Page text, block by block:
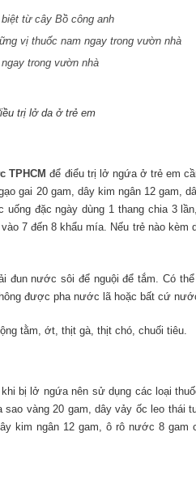
từ cây Bồ công anh
vị thuốc nam ngay trong vườn nhà
trong vườn nhà
trị lở da ở trẻ em
TPHCMđể điểu trị lở ngứa ở trẻ em
gai 20 gam, dây kim ngân 12 gam,
đặc ngày dùng 1 thang chia 3
7 đến 8 khẩu mía. Nếu trẻ nào kèm
đun nước sôi để nguội để tắm. Có
được pha nước lã hoặc bất cứ
tằm, ớt, thịt gà, thịt chó, chuối tiêu.
bị lở ngứa nên sử dụng các loại
vàng 20 gam, dây vảy ốc leo thái
kim ngân 12 gam, ô rô nước 8 gam